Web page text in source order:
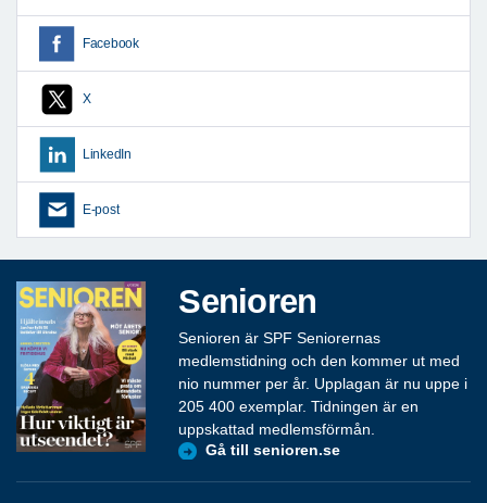
Facebook
X
LinkedIn
E-post
Senioren
Senioren är SPF Seniorernas
medlemstidning och den kommer ut med
nio nummer per år. Upplagan är nu uppe i
205 400 exemplar. Tidningen är en
uppskattad medlemsförmån.
Gå till senioren.se